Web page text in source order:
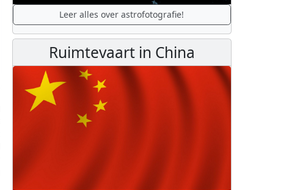
Leer alles over astrofotografie!
Ruimtevaart in China